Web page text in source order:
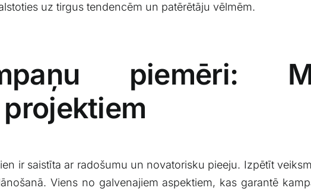
‌uz ‌tirgus tendencēm un⁣ patērētāju vēlmēm.
piemēri:
ir saistīta ar radošumu un novatorisku pieeju. Izpētīt
Viens no galvenajiem aspektiem, ⁢kas garantē